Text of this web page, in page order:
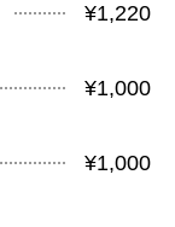
¥1,220
¥1,000
¥1,000